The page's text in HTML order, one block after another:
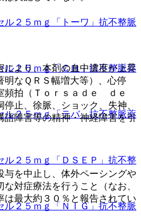
２５ｍｇ「トーワ」 抗不整脈
ル２５ｍｇ「ＣＨ」抗不整脈薬
ル２５ｍｇ「テバ」抗不整脈薬
２５ｍｇ「ＤＳＥＰ」 抗不整
ル２５ｍｇ「ＮＩＧ」抗不整脈
により、本剤の血中濃度が上昇
なＱＲＳ幅増大等）、心停
頻拍（Ｔｏｒｓａｄｅ ｄｅ
止、徐脈、ショック、失神、
語障害等の精神・神経障害を引
与を中止し、体外ペーシングや
対症療法を行うこと（なお、
最大約３０％と報告されてい